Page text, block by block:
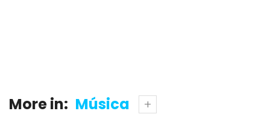
More in: Música